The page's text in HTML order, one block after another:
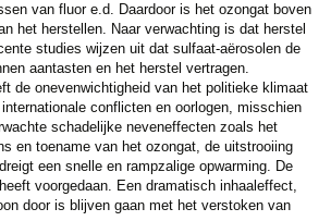
van fluor e.d. Daardoor is het ozongat boven
het herstellen. Naar verwachting is dat herstel
studies wijzen uit dat sulfaat-aërosolen de
aantasten en het herstel vertragen.
de onevenwichtigheid van het politieke klimaat
conflicten en oorlogen, misschien
schadelijke neveneffecten zoals het
en toename van het ozongat, de uitstrooiing
een snelle en rampzalige opwarming. De
voorgedaan. Een dramatisch inhaaleffect,
door is blijven gaan met het verstoken van